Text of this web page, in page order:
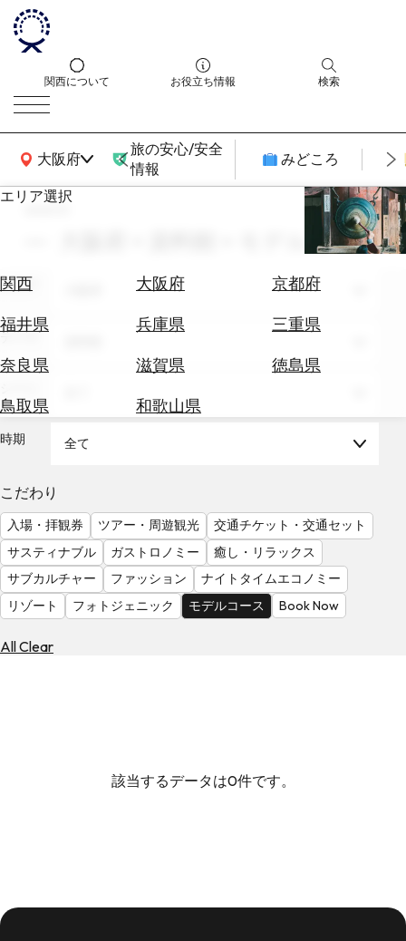
関西について お役立ち情報 検索
大阪府
関西広域MAP
旅の安心/安全
情報
みどころ
エリア選択
関西 大阪府
京都府
福井県
兵庫県
三重県
奈良県
滋賀県
徳島県
鳥取県
和歌山県
エ
券
テ
を
調
べ
る
天
気
を
見
る
search
大阪府 × 資料館 × モデルコース
エリア
テーマ
時期 全て
こだわり
入場・拝観券 ツアー・周遊観光
交通チケット・交通セット
サスティナブル
ガストロノミー
癒し・リラックス
サブカルチャー
ファッション
ナイトタイムエコノミー
リゾート
フォトジェニック モデルコース Book Now
All Clear
該当するデータは0件です。